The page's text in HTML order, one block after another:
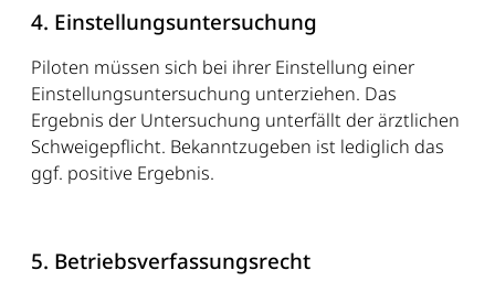
4. Einstellungsuntersuchung
Piloten müssen sich bei ihrer Einstellung einer
Einstellungsuntersuchung unterziehen. Das
Ergebnis der Untersuchung unterfällt der ärztlichen
Schweigepflicht. Bekanntzugeben ist lediglich das
ggf. positive Ergebnis.
5. Betriebsverfassungsrecht